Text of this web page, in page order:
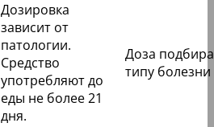
Дозировка
зависит от
патологии.
Средство
употребляют до
еды не более 21
дня.
Доза
типу болезни